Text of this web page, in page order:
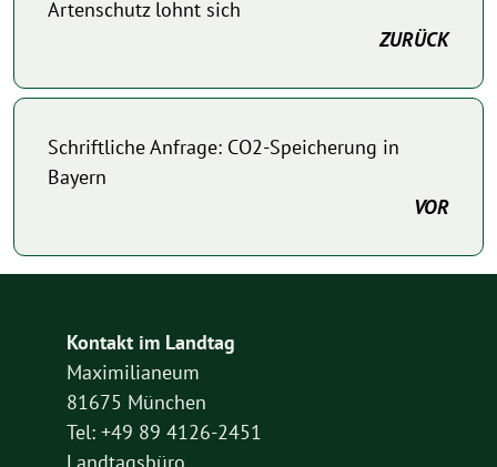
Artenschutz lohnt sich
ZURÜCK
Schriftliche Anfrage: CO2-Speicherung in
Bayern
VOR
Kontakt im Landtag
Maximilianeum
81675 München
Tel: +49 89 4126-2451